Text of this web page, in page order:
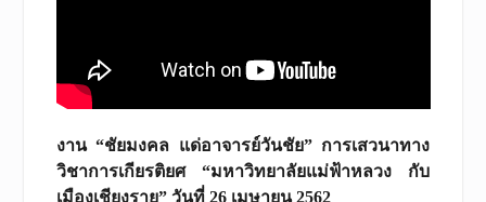
งาน “ชัยมงคล แด่อาจารย์วันชัย” การเสวนาทาง
วิชาการเกียรติยศ “มหาวิทยาลัยแม่ฟ้าหลวง กับ
เมืองเชียงราย” วันที่ 26 เมษายน 2562